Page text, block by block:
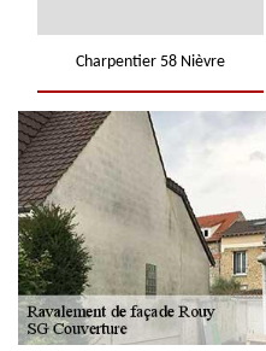
Charpentier 58 Nièvre